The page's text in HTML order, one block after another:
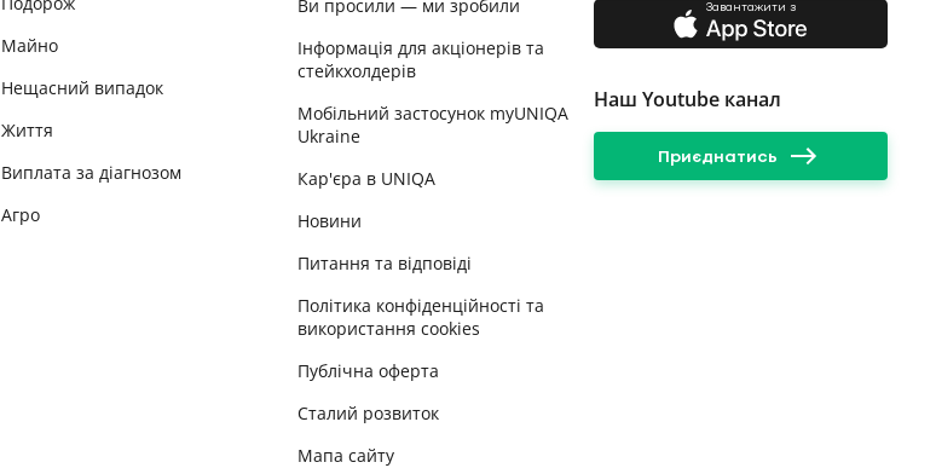
Майно
Нещасний випадок
Життя
Виплата за діагнозом
Агро
Ви просили — ми зробили
Інформація для акціонерів та
стейкхолдерів
Мобільний застосунок myUNIQA
Ukraine
Кар'єра в UNIQA
Новини
Питання та відповіді
Політика конфіденційності та
використання cookies
Публічна оферта
Сталий розвиток
Мапа сайту
Завантажити з
Наш Youtube канал
Приєднатись